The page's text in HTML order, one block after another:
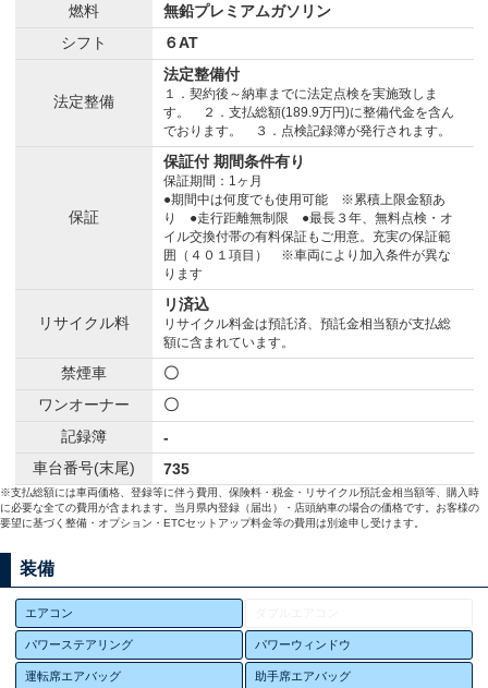
燃料
無鉛プレミアムガソリン
シフト
６AT
法定整備
法定整備付
１．契約後～納車までに法定点検を実施致しま
す。 ２．支払総額(189.9万円)に整備代金を含ん
でおります。 ３．点検記録簿が発行されます。
保証
保証付 期間条件有り
保証期間：1ヶ月
●期間中は何度でも使用可能 ※累積上限金額あ
り ●走行距離無制限 ●最長３年、無料点検・オ
イル交換付帯の有料保証もご用意。充実の保証範
囲（４０１項目） ※車両により加入条件が異な
ります
リサイクル料
リ済込
リサイクル料金は預託済、預託金相当額が支払総
額に含まれています。
禁煙車
〇
ワンオーナー
〇
記録簿
-
車台番号(末尾)
735
※支払総額には車両価格、登録等に伴う費用、保険料・税金・リサイクル預託金相当額等、購入時
に必要な全ての費用が含まれます。当月県内登録（届出）・店頭納車の場合の価格です。お客様の
要望に基づく整備・オプション・ETCセットアップ料金等の費用は別途申し受けます。
装備
エアコン
パワーステアリング パワーウィンドウ
運転席エアバッグ 助手席エアバッグ